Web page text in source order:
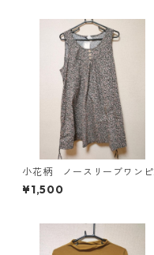
小花柄 ノースリーブワンピ
ース ４Ｌ ブラック KAE-
4819
¥1,500